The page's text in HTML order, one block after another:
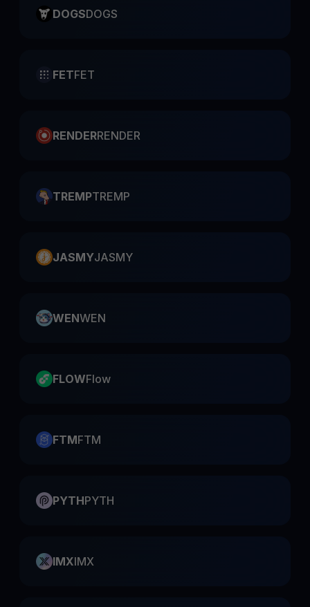
DOGSDOGS
FETFET
RENDERRENDER
TREMPTREMP
JASMYJASMY
WENWEN
FLOWFlow
FTMFTM
PYTHPYTH
IMXIMX